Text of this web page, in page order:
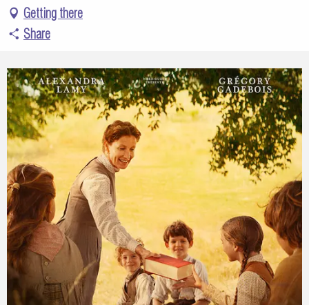
Getting there
Share